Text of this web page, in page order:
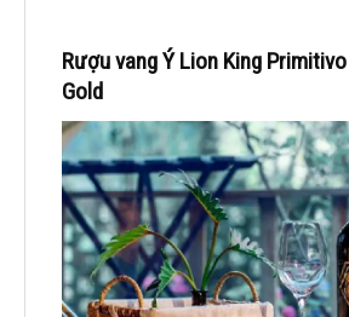
Rượu vang Ý Lion King
Gold